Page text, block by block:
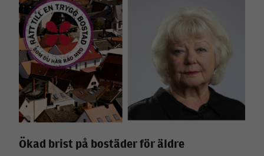
Ökad brist på bostäder för äldre